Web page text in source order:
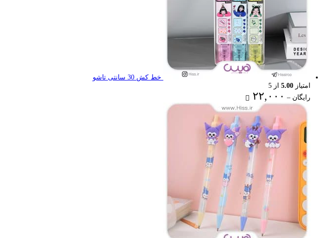
خط کش 30 سانتی تاشو
امتیاز 5.00 از 5
رایگان – ۲۲,۰۰۰
رایگان
through
۲۲,۰۰۰ تومان